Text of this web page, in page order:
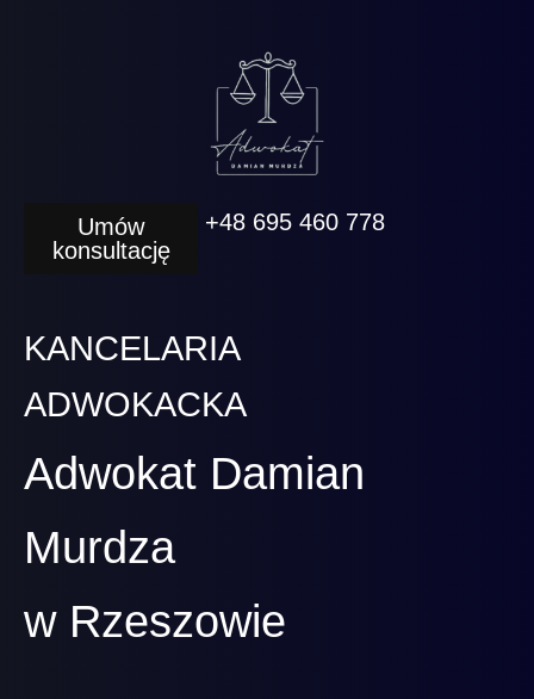
Umów
konsultację
+48 695 460 778
KANCELARIA
ADWOKACKA
Adwokat Damian
Murdza
w Rzeszowie